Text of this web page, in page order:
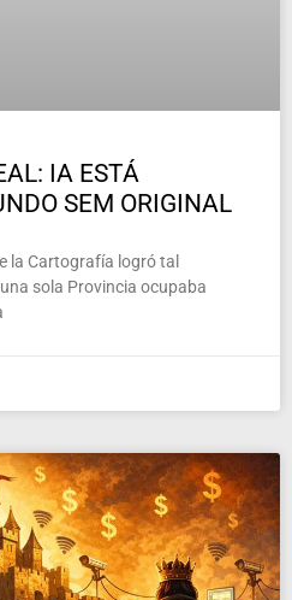
IA ESTÁ
SEM ORIGINAL
la Cartografía logró tal
sola Provincia ocupaba